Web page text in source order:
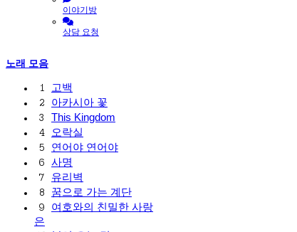
이야기방
상담 요청
노래 모음
1 고백
2 아카시아 꽃
3 This Kingdom
4 오락실
5 연어야 연어야
6 사명
7 유리벽
8 꿈으로 가는 계단
9
여호와의 친밀한 사랑
은